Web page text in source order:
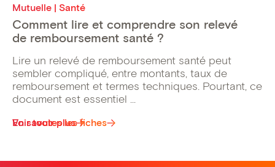
Voir toutes les fiches
Mutuelle | Santé
Comment lire et comprendre son relevé
de remboursement santé ?
Lire un relevé de remboursement santé peut
sembler compliqué, entre montants, taux de
remboursement et termes techniques. Pourtant, ce
document est essentiel ...
En savoir plus